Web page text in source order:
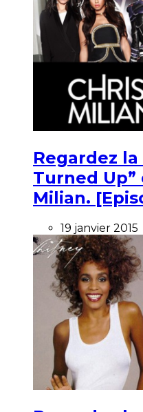
Regardez
Turned Up”
Milian.
19 janvier 2015